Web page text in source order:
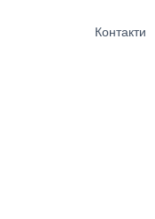
Контакти